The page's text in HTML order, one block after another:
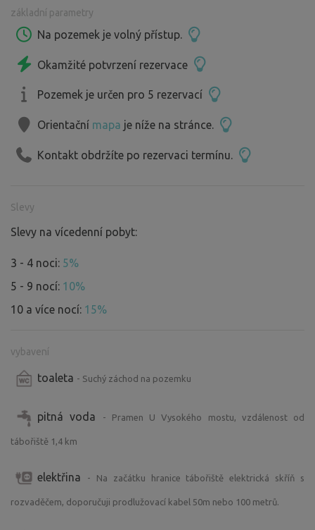
základní parametry
Na pozemek je volný přístup.
Okamžité potvrzení rezervace
Pozemek je určen pro 5 rezervací
Orientační mapa je níže na stránce.
Kontakt obdržíte po rezervaci termínu.
Slevy
Slevy na vícedenní pobyt:
3 - 4 noci: 5%
5 - 9 nocí: 10%
10 a více nocí: 15%
vybavení
toaleta - Suchý záchod na pozemku
pitná voda - Pramen U Vysokého mostu, vzdálenost od
tábořiště 1,4 km
elektřina - Na začátku hranice tábořiště elektrická skříň s
rozvaděčem, doporučuji prodlužovací kabel 50m nebo 100 metrů.